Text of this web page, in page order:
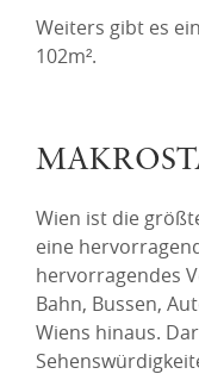
Weiters gibt es
102m².
Wien ist die
eine
hervorragendes
Bahn, Bussen,
Wiens hinaus.